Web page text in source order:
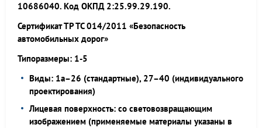
10686040. Код ОКПД 2:25.99.29.190.
Сертификат ТР ТС 014/2011 «Безопасность
автомобильных дорог»
Типоразмеры: 1-5
Виды: 1а–26 (стандартные), 27–40 (индивидуального
проектирования)
Лицевая поверхность: со световозвращающим
изображением (применяемые материалы указаны в